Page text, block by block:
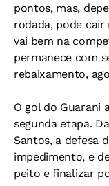
pontos, mas,
rodada, pode cair
vai bem na
permanece com
rebaixamento,
O gol do Guarani
segunda etapa.
Santos, a defesa
impedimento, e
peito e finalizar